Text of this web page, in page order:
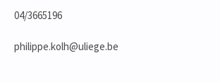
04/3665196
philippe.kolh@uliege.be